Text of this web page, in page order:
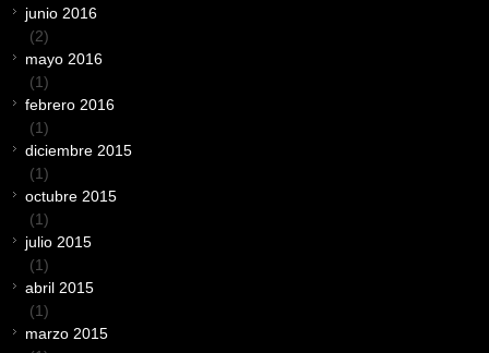
junio 2016
(2)
mayo 2016
(1)
febrero 2016
(1)
diciembre 2015
(1)
octubre 2015
(1)
julio 2015
(1)
abril 2015
(1)
marzo 2015